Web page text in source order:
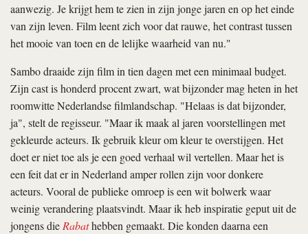
aanwezig. Je krijgt hem te zien in zijn jonge jaren en op het einde
van zijn leven. Film leent zich voor dat rauwe, het contrast tussen
het mooie van toen en de lelijke waarheid van nu."
Sambo draaide zijn film in tien dagen met een minimaal budget.
Zijn cast is honderd procent zwart, wat bijzonder mag heten in het
roomwitte Nederlandse filmlandschap. "Helaas is dat bijzonder,
ja", stelt de regisseur. "Maar ik maak al jaren voorstellingen met
gekleurde acteurs. Ik gebruik kleur om kleur te overstijgen. Het
doet er niet toe als je een goed verhaal wil vertellen. Maar het is
een feit dat er in Nederland amper rollen zijn voor donkere
acteurs. Vooral de publieke omroep is een wit bolwerk waar
weinig verandering plaatsvindt. Maar ik heb inspiratie geput uit de
jongens dieRabathebben gemaakt. Die konden daarna een